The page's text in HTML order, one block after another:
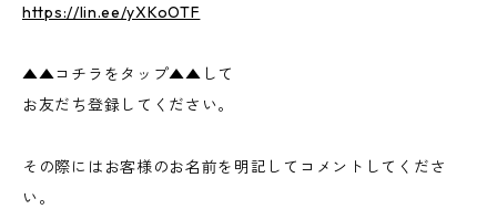
https://lin.ee/yXKoOTF
▲▲コチラをタップ▲▲して
お友だち登録してください。
その際にはお客様のお名前を明記してコメントしてくださ
い。